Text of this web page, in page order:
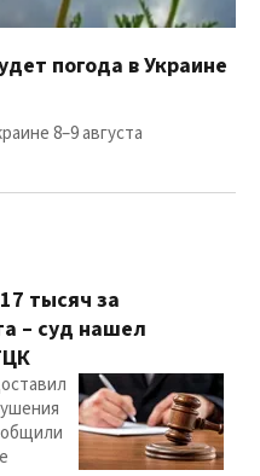
погода в Украине
8–9 августа
тысяч за
– суд нашел